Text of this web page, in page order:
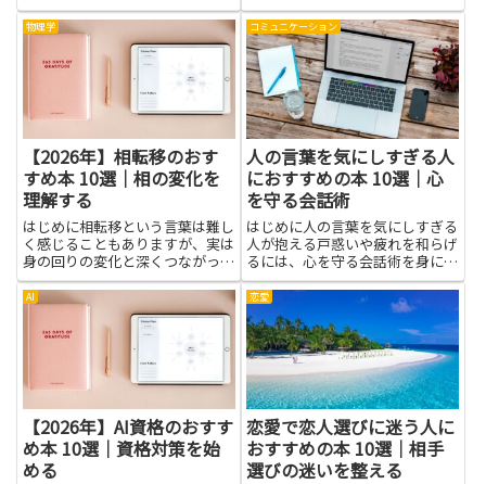
です。基礎となるブロックチェー
ンやスマートコントラクトの仕組
みを理解すれば、価格変動の原因
やプロジェクトの価値を見極めや
すくなります。ウォレットや秘
背景、社会の成り立ちまで幅広い
理解につながります。本は現地の
事情を整理して示してくれるた
め、旅や留学、仕事での準備に役
立つことが多いです。観光ガイド
だ...
物理学
【2026年】相転移のおす
すめ本 10選｜相の変化を
理解する
はじめに相転移という言葉は難し
く感じることもありますが、実は
身の回りの変化と深くつながって
います。水が凍るときの境目や、
温度の変化で起きる現象を思い浮
かべると、イメージがつかみやす
くなります。このテーマを学ぶ
と、物事の変化を見抜く力が自然
コミュニケーション
人の言葉を気にしすぎる人
におすすめの本 10選｜心
を守る会話術
はじめに人の言葉を気にしすぎる
人が抱える戸惑いや疲れを和らげ
るには、心を守る会話術を身につ
けることが有効です。本を通じ
て、相手の反応に振り回されにく
い考え方や、自分の気持ちを相手
に伝える具体的な言い方、境界線
の引き方を学べます。読むことで
感...
AI
【2026年】AI資格のおすす
め本 10選｜資格対策を始
める
恋愛
恋愛で恋人選びに迷う人に
おすすめの本 10選｜相手
選びの迷いを整える